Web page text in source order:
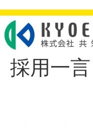
採用一